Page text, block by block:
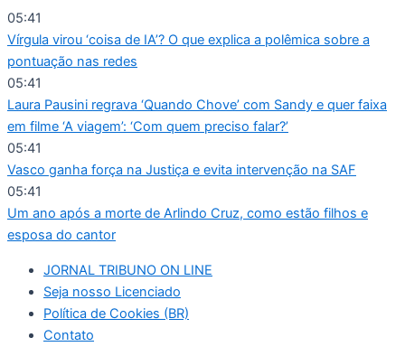
Ir
para
conteúdo
05:41
Vírgula virou ‘coisa de IA’? O que explica a polêmica sobre a
pontuação nas redes
05:41
Laura Pausini regrava ‘Quando Chove’ com Sandy e quer faixa
em filme ‘A viagem’: ‘Com quem preciso falar?’
05:41
Vasco ganha força na Justiça e evita intervenção na SAF
05:41
Um ano após a morte de Arlindo Cruz, como estão filhos e
esposa do cantor
JORNAL TRIBUNO ON LINE
Seja nosso Licenciado
Política de Cookies (BR)
Contato